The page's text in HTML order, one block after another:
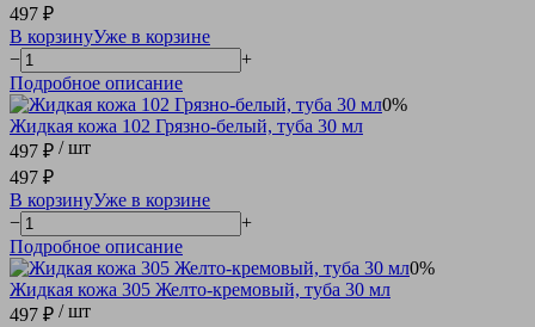
497 ₽
В корзинуУже в корзине
−
+
Подробное описание
0%
Жидкая кожа 102 Грязно-белый, туба 30 мл
497 ₽ / шт
497 ₽
В корзинуУже в корзине
−
+
Подробное описание
0%
Жидкая кожа 305 Желто-кремовый, туба 30 мл
497 ₽ / шт